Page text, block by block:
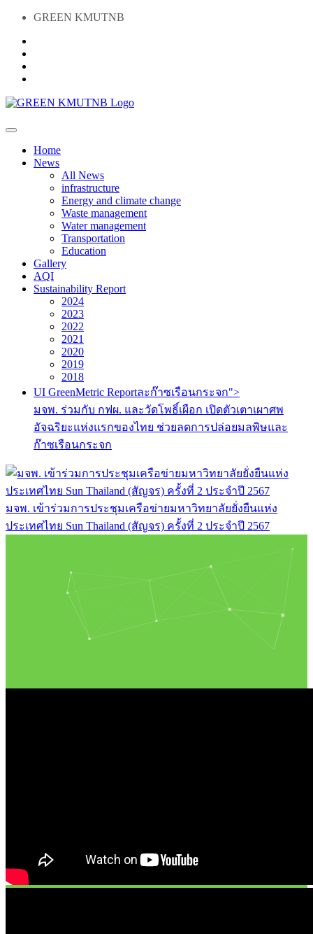
GREEN KMUTNB
Home
News
All News
infrastructure
Energy and climate change
Waste management
Water management
Transportation
Education
Gallery
AQI
Sustainability Report
2024
2023
2022
2021
2020
2019
2018
UI GreenMetric Reportละก๊าซเรือนกระจก">
มจพ. ร่วมกับ กฟผ. และวัดโพธิ์เผือก เปิดตัวเตาเผาศพ
อัจฉริยะแห่งแรกของไทย ช่วยลดการปล่อยมลพิษและ
ก๊าซเรือนกระจก
มจพ. เข้าร่วมการประชุมเครือข่ายมหาวิทยาลัยยั่งยืนแห่ง
ประเทศไทย Sun Thailand (สัญจร) ครั้งที่ 2 ประจำปี 2567